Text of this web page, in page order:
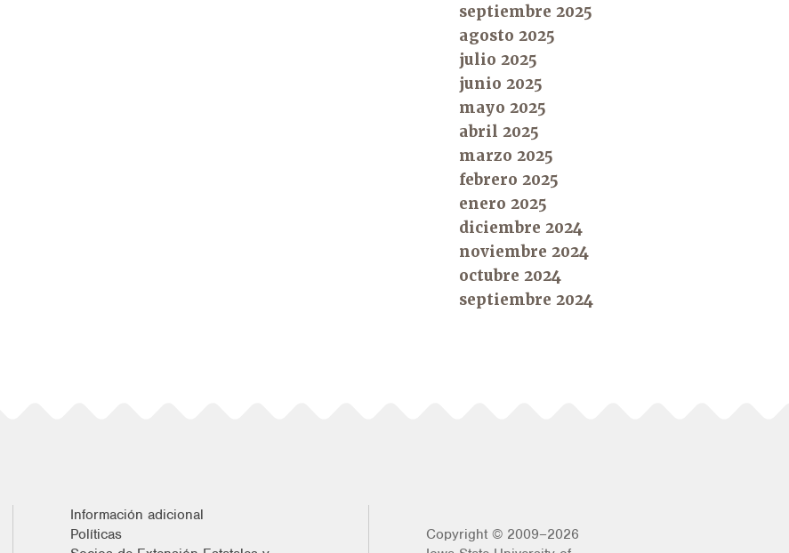
septiembre 2025
agosto 2025
julio 2025
junio 2025
mayo 2025
abril 2025
marzo 2025
febrero 2025
enero 2025
diciembre 2024
noviembre 2024
octubre 2024
septiembre 2024
Información adicional
Políticas
Copyright © 2009–2026